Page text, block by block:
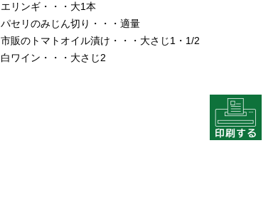
エリンギ・・・大1本
パセリのみじん切り・・・適量
市販のトマトオイル漬け・・・大さじ1・1/2
白ワイン・・・大さじ2